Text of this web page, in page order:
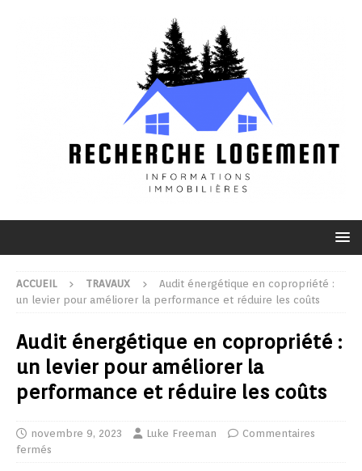
ACCUEIL TRAVAUX
Audit énergétique en copropriété :
un levier pour améliorer la performance et réduire les coûts
Audit énergétique en copropriété :
un levier pour améliorer la
performance et réduire les coûts
novembre 9, 2023 Luke Freeman
Commentaires
fermés